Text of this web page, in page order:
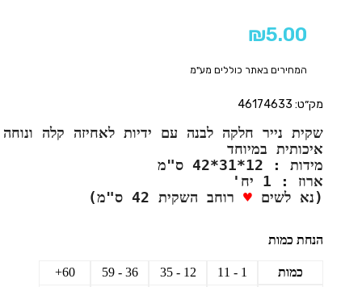
₪5.00
המחירים באתר כוללים מע"מ
מק״ט: 46174633
שקית נייר חלקה לבנה עם ידיות לאחיזה קלה
איכותית במיוחד
מידות : 12*31*42 ס"מ
(נא לשים ♥ רוחב השקית 42 ס"מ)
הנחת כמות
כמות 1 - 11
12 - 35
36 - 59
60+